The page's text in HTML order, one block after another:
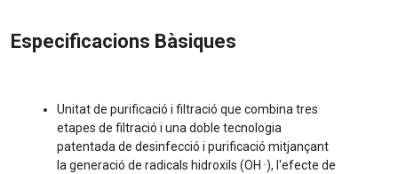
Especificacions Bàsiques
Unitat de purificació i filtració que combina tres
etapes de filtració i una doble tecnologia
patentada de desinfecció i purificació mitjançant
la generació de radicals hidroxils (OH ·), l'efecte de